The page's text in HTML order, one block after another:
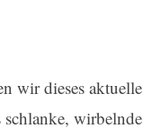
wir dieses aktuelle
schlanke, wirbelnde